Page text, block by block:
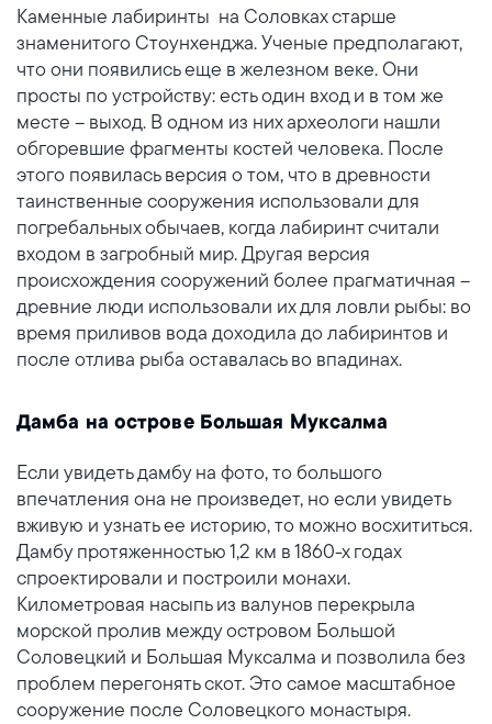
Каменные лабиринты на Соловках старше
знаменитого Стоунхенджа. Ученые предполагают,
что они появились еще в железном веке. Они
просты по устройству: есть один вход и в том же
месте – выход. В одном из них археологи нашли
обгоревшие фрагменты костей человека. После
этого появилась версия о том, что в древности
таинственные сооружения использовали для
погребальных обычаев, когда лабиринт считали
входом в загробный мир. Другая версия
происхождения сооружений более прагматичная –
древние люди использовали их для ловли рыбы: во
время приливов вода доходила до лабиринтов и
после отлива рыба оставалась во впадинах.
Дамба на острове Большая Муксалма
Если увидеть дамбу на фото, то большого
впечатления она не произведет, но если увидеть
вживую и узнать ее историю, то можно восхититься.
Дамбу протяженностью 1,2 км в 1860-х годах
спроектировали и построили монахи.
Километровая насыпь из валунов перекрыла
морской пролив между островом Большой
Соловецкий и Большая Муксалма и позволила без
проблем перегонять скот. Это самое масштабное
сооружение после Соловецкого монастыря.